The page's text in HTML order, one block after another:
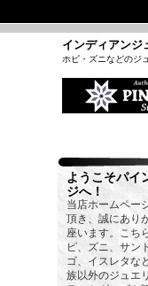
インディアンジ
ホピ・ズニなどのジ
ようこそパイ
ジへ！
当店ホームペー
頂き、誠にあり
座います。こち
ピ、ズニ、サン
ゴ、イスレタな
族以外のジュエ